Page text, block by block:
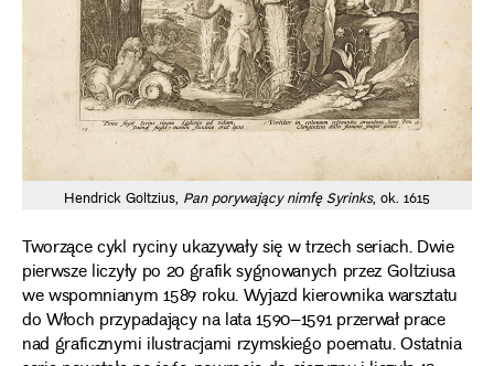
Hendrick Goltzius, Pan porywający nimfę Syrinks, ok. 1615
Tworzące cykl ryciny ukazywały się w trzech seriach. Dwie
pierwsze liczyły po 20 grafik sygnowanych przez Goltziusa
we wspomnianym 1589 roku. Wyjazd kierownika warsztatu
do Włoch przypadający na lata 1590–1591 przerwał prace
nad graficznymi ilustracjami rzymskiego poematu. Ostatnia